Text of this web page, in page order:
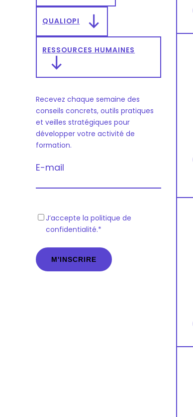
QUALIOPI
RESSOURCES HUMAINES
Recevez chaque semaine des
conseils concrets, outils pratiques
et veilles stratégiques pour
développer votre activité de
formation.
E-mail
R
D
J’accepte la politique de
confidentialité.*